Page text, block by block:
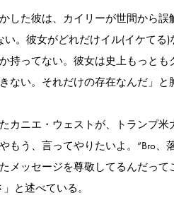
した彼は、カイリーが世間から
。彼女がどれだけイル(イケて
持ってない。彼女は史上もっと
ない。それだけの存在なんだ」と
カニエ・ウェストが、トランプ
もう、言ってやりたいよ。“Bro
メッセージを尊敬してるんだっ
と述べている。